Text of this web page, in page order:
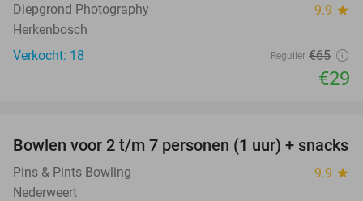
Diepgrond Photography 9.9 star
Herkenbosch
Verkocht: 18
Regulier €65
€29
52%
Bowlen voor 2 t/m 7 personen (1 uur) + snacks
Pins & Pints Bowling 9.9 star
Nederweert